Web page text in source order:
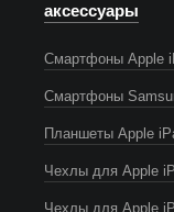
аксессуары
Смартфоны Apple
Смартфоны
Планшеты Apple
Чехлы для Apple
Чехлы для Apple